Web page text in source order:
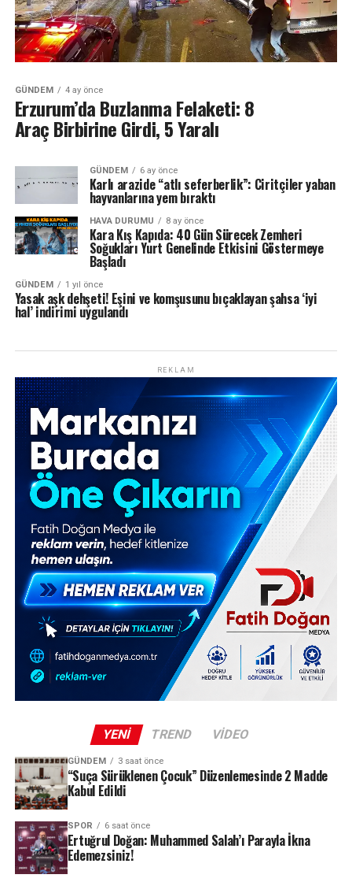
GÜNDEM 4 ay önce
Erzurum’da Buzlanma Felaketi: 8
Araç Birbirine Girdi, 5 Yaralı
GÜNDEM 6 ay önce
Karlı arazide “atlı seferberlik”: Ciritçiler yaban
hayvanlarına yem bıraktı
HAVA DURUMU 8 ay önce
Kara Kış Kapıda: 40 Gün Sürecek Zemheri
Soğukları Yurt Genelinde Etkisini Göstermeye
Başladı
GÜNDEM 1 yıl önce
Yasak aşk dehşeti! Eşini ve komşusunu bıçaklayan şahsa ‘iyi
hal’ indirimi uygulandı
REKLAM
YENI TREND VIDEO
GÜNDEM 3 saat önce
“Suça Sürüklenen Çocuk” Düzenlemesinde 2 Madde
Kabul Edildi
SPOR 6 saat önce
Ertuğrul Doğan: Muhammed Salah’ı Parayla İkna
Edemezsiniz!